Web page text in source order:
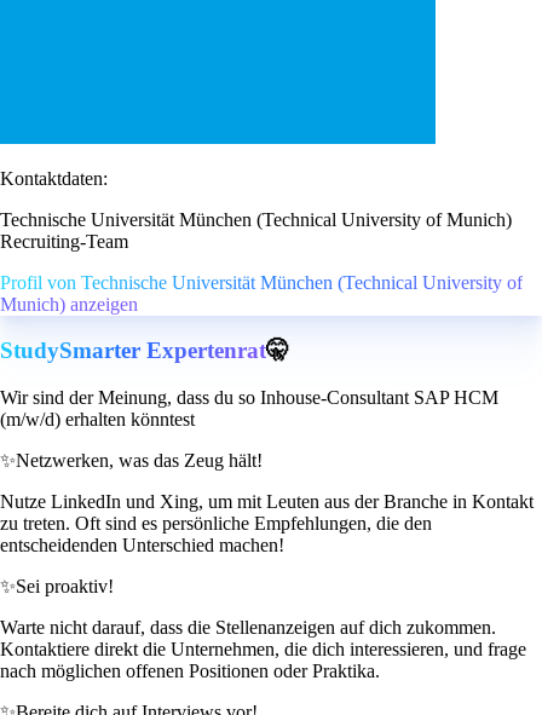
Kontaktdaten:
Technische Universität München (Technical University of Munich)
Recruiting-Team
Profil von Technische Universität München (Technical University of
Munich) anzeigen
StudySmarter Expertenrat🤫
Wir sind der Meinung, dass du so Inhouse-Consultant SAP HCM
(m/w/d) erhalten könntest
✨Netzwerken, was das Zeug hält!
Nutze LinkedIn und Xing, um mit Leuten aus der Branche in Kontakt
zu treten. Oft sind es persönliche Empfehlungen, die den
entscheidenden Unterschied machen!
✨Sei proaktiv!
Warte nicht darauf, dass die Stellenanzeigen auf dich zukommen.
Kontaktiere direkt die Unternehmen, die dich interessieren, und frage
nach möglichen offenen Positionen oder Praktika.